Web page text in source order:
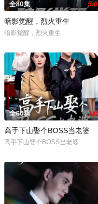
全80集 5.0
暗影觉醒，烈火重生
暗影觉醒，烈火重生
全60集 1.0
高手下山娶个BOSS当老婆
高手下山娶个BOSS当老婆